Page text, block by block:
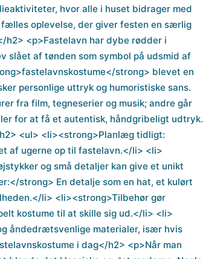
hvor alle i huset bidrager med
oplevelse, der giver festen en særlig
<p>Fastelavn har dybe rødder i
slået af tønden som symbol på udsmid af
strong> blevet en
personlige uttryk og humoristiske sans.
fra film, tegneserier og musik; andre går
for at få et autentisk, håndgribeligt udtryk.
<ul> <li><strong>Planlæg tidligt:
af ugerne op til fastelavn.</li> <li>
og små detaljer kan give et unikt
strong> En detalje som en hat, et kulørt
li> <li><strong>Tilbehør gør
kostume til at skille sig ud.</li> <li>
åndedrætsvenlige materialer, især hvis
i dag</h2> <p>Når man